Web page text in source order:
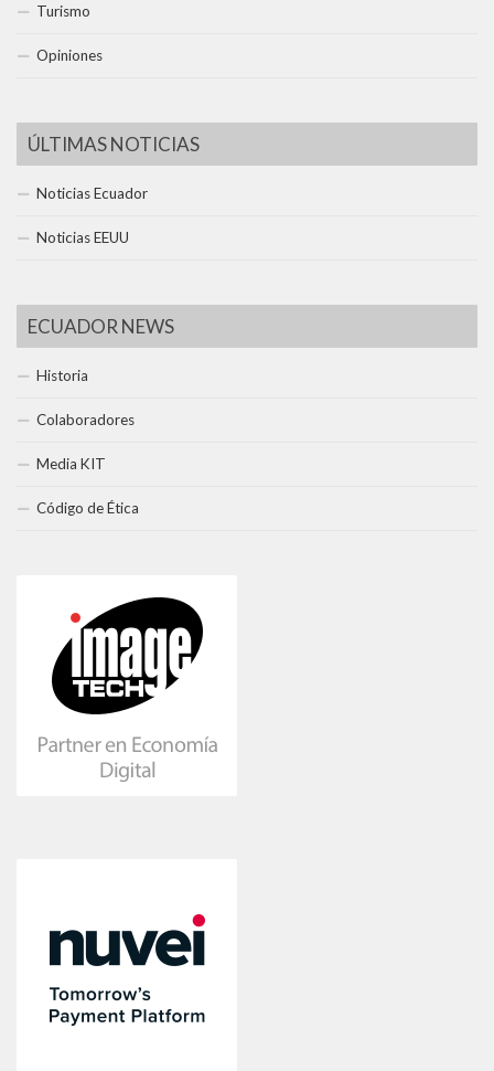
Turismo
Opiniones
ÚLTIMAS NOTICIAS
Noticias Ecuador
Noticias EEUU
ECUADOR NEWS
Historia
Colaboradores
Media KIT
Código de Ética